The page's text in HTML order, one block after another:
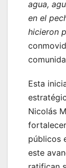
agua,
en el
hicieron
Esta
Nicolás
públicos
este